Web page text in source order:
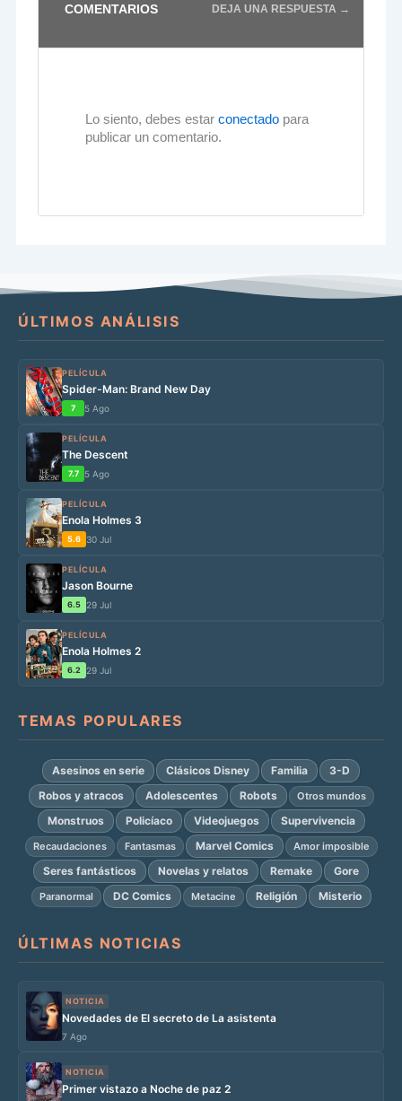
COMENTARIOS DEJA UNA RESPUESTA →
Lo siento, debes estar conectadopara
publicar un comentario.
ÚLTIMOS ANÁLISIS
PELÍCULA
Spider-Man: Brand New Day
7 5 Ago
PELÍCULA
The Descent
7.7 5 Ago
PELÍCULA
Enola Holmes 3
5.6 30 Jul
PELÍCULA
Jason Bourne
6.5 29 Jul
PELÍCULA
Enola Holmes 2
6.2 29 Jul
TEMAS POPULARES
Asesinos en serie Clásicos Disney Familia
3-D
Robos y atracos
Adolescentes Robots Otros mundos
Monstruos Policíaco Videojuegos Supervivencia
Recaudaciones Fantasmas Marvel Comics Amor imposible
Seres fantásticos Novelas y relatos Remake Gore
Paranormal DC Comics Metacine Religión Misterio
ÚLTIMAS NOTICIAS
NOTICIA
Novedades de El secreto de La asistenta
7 Ago
NOTICIA
Primer vistazo a Noche de paz 2